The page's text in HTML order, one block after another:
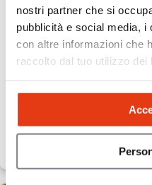
nostri partner che si
pubblicità e social media, i
con altre informazioni che
raccolto dal tuo utilizzo dei
I Love Poke
Poke bowl personalizzabili
150 Sedi